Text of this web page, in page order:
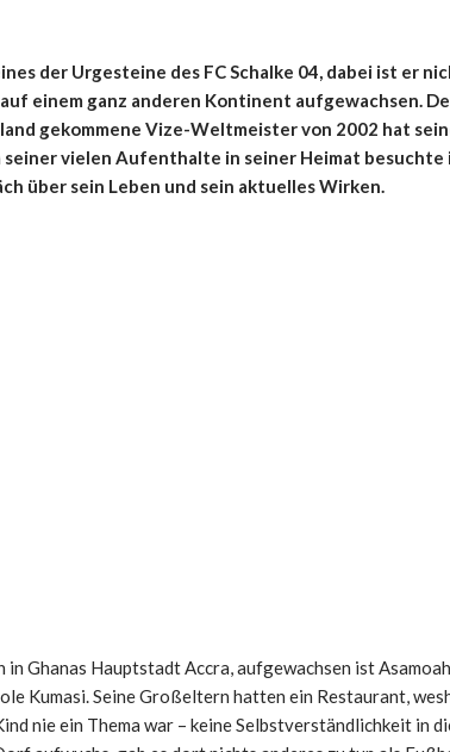
der Urgesteine des FC Schalke 04, dabei ist er
einem ganz anderen Kontinent aufgewachsen.
gekommene Vize-Weltmeister von 2002 hat
seiner vielen Aufenthalte in seiner Heimat besuchte
über sein Leben und sein aktuelles Wirken.
Ghanas Hauptstadt Accra, aufgewachsen ist
Kumasi. Seine Großeltern hatten ein Restaurant,
nie ein Thema war – keine Selbstverständlichkeit in